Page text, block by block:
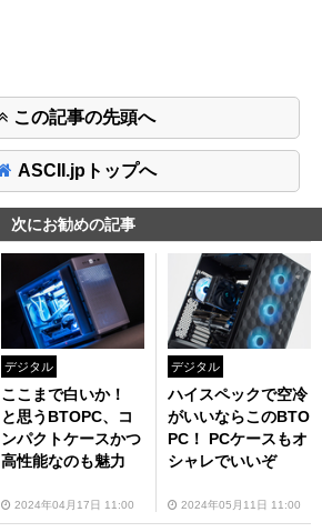
この記事の先頭へ
ASCII.jpトップへ
次にお勧めの記事
デジタル
ここまで白いか！
と思うBTOPC、コ
ンパクトケースかつ
高性能なのも魅力
2024年04月17日 11:00
デジタル
ハイスペックで空冷
がいいならこのBTO
PC！ PCケースもオ
シャレでいいぞ
2024年05月11日 11:00